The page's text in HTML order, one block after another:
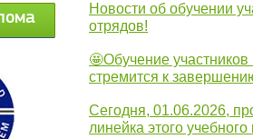
Новости об обучении
отрядов!
🤩Обучение участников
стремится к
Сегодня, 01.06.2026,
линейка этого учебного